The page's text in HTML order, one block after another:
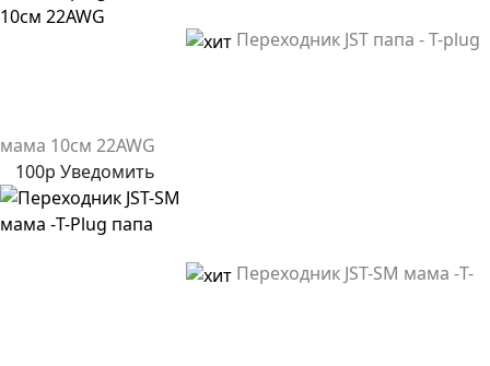
Переходник JST папа - T-plug
мама 10см 22AWG
100р Уведомить
Переходник JST-SM мама -T-